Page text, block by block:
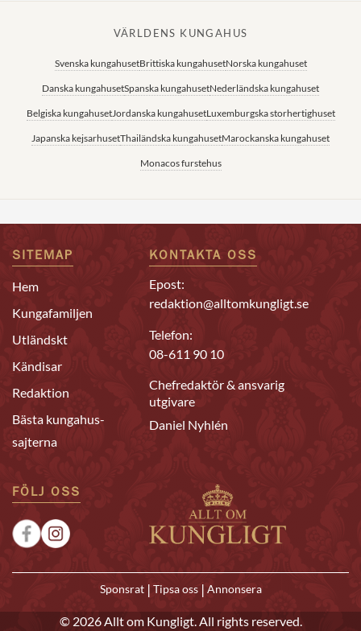
VÄRLDENS KUNGAHUS
Svenska kungahusetBrittiska kungahusetNorska kungahuset
Danska kungahusetSpanska kungahusetNederländska kungahuset
Belgiska kungahusetJordanska kungahusetLuxemburgska storhertighuset
Japanska kejsarhusetThailändska kungahusetMarockanska kungahuset
Monacos furstehus
SITEMAP
Hem
Kungafamiljen
Utländskt
Kändisar
Redaktion
Bästa kungahus-
sajterna
KONTAKTA OSS
Epost:
redaktion@alltomkungligt.se
Telefon:
08-611 90 10
Chefredaktör & ansvarig
utgivare
Daniel Nyhlén
FÖLJ OSS
Sponsrat | Tipsa oss | Annonsera
© 2026 Allt om Kungligt. All rights reserved.